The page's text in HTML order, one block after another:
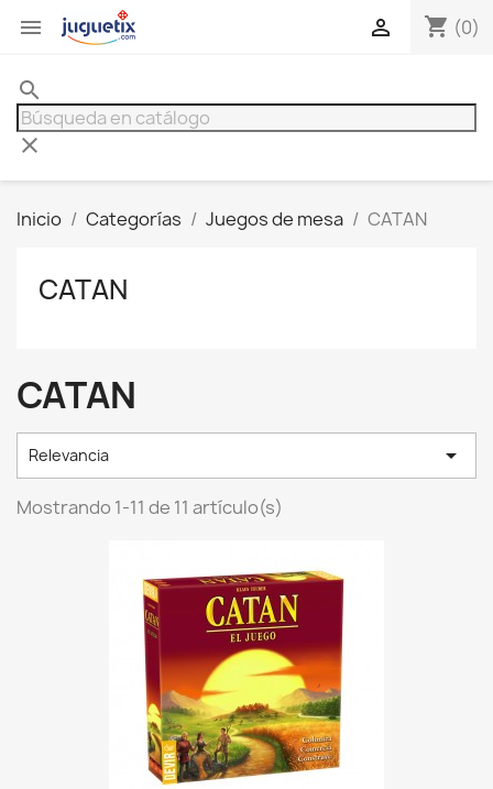
 shopping_cart (0)

search
clear
Inicio Categorías Juegos de mesa CATAN
CATAN
CATAN
Relevancia 
Mostrando 1-11 de 11 artículo(s)